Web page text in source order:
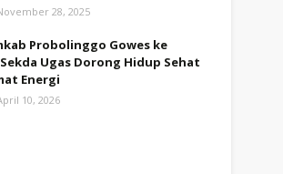
28, 2025
Probolinggo Gowes ke
Ugas Dorong Hidup Sehat
Energi
10, 2026